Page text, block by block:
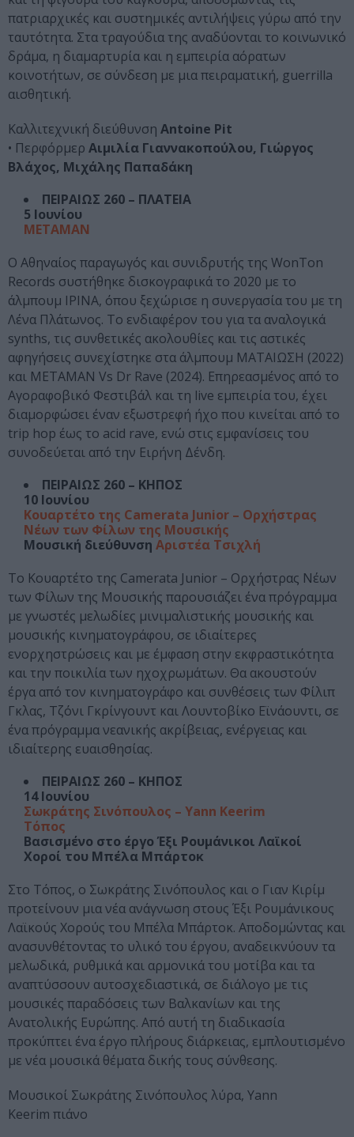
πατριαρχικές και συστημικές αντιλήψεις γύρω από την
ταυτότητα. Στα τραγούδια της αναδύονται το κοινωνικό
δράμα, η διαμαρτυρία και η εμπειρία αόρατων
κοινοτήτων, σε σύνδεση με μια πειραματική, guerrilla
αισθητική.
Καλλιτεχνική διεύθυνση Antoine Pit
• Περφόρμερ Αιμιλία Γιαννακοπούλου, Γιώργος
Βλάχος, Μιχάλης Παπαδάκη
ΠΕΙΡΑΙΩΣ 260 – ΠΛΑΤΕΙΑ
5 Ιουνίου
METAMAN
Ο Αθηναίος παραγωγός και συνιδρυτής της WonTon
Records συστήθηκε δισκογραφικά το 2020 με το
άλμπουμ ΙΡΙΝΑ, όπου ξεχώρισε η συνεργασία του με τη
Λένα Πλάτωνος. Το ενδιαφέρον του για τα αναλογικά
synths, τις συνθετικές ακολουθίες και τις αστικές
αφηγήσεις συνεχίστηκε στα άλμπουμ ΜΑΤΑΙΩΣΗ (2022)
και ΜΕΤΑΜΑΝ Vs Dr Rave (2024). Επηρεασμένος από το
Αγοραφοβικό Φεστιβάλ και τη live εμπειρία του, έχει
διαμορφώσει έναν εξωστρεφή ήχο που κινείται από το
trip hop έως το acid rave, ενώ στις εμφανίσεις του
συνοδεύεται από την Ειρήνη Δένδη.
ΠΕΙΡΑΙΩΣ 260 – ΚΗΠΟΣ
10 Ιουνίου
Κουαρτέτο της Camerata Junior – Ορχήστρας
Νέων των Φίλων της Μουσικής
Μουσική διεύθυνση Αριστέα Τσιχλή
Το Κουαρτέτο της Camerata Junior – Ορχήστρας Νέων
των Φίλων της Μουσικής παρουσιάζει ένα πρόγραμμα
με γνωστές μελωδίες μινιμαλιστικής μουσικής και
μουσικής κινηματογράφου, σε ιδιαίτερες
ενορχηστρώσεις και με έμφαση στην εκφραστικότητα
και την ποικιλία των ηχοχρωμάτων. Θα ακουστούν
έργα από τον κινηματογράφο και συνθέσεις των Φίλιπ
Γκλας, Τζόνι Γκρίνγουντ και Λουντοβίκο Εϊνάουντι, σε
ένα πρόγραμμα νεανικής ακρίβειας, ενέργειας και
ιδιαίτερης ευαισθησίας.
ΠΕΙΡΑΙΩΣ 260 – ΚΗΠΟΣ
14 Ιουνίου
Σωκράτης Σινόπουλος – Yann Keerim
Τόπος
Bασισμένο στο έργο Έξι Ρουμάνικοι Λαϊκοί
Χοροί του Μπέλα Μπάρτοκ
Στο Τόπος, ο Σωκράτης Σινόπουλος και ο Γιαν Κιρίμ
προτείνουν μια νέα ανάγνωση στους Έξι Ρουμάνικους
Λαϊκούς Χορούς του Μπέλα Μπάρτοκ. Αποδομώντας και
ανασυνθέτοντας το υλικό του έργου, αναδεικνύουν τα
μελωδικά, ρυθμικά και αρμονικά του μοτίβα και τα
αναπτύσσουν αυτοσχεδιαστικά, σε διάλογο με τις
μουσικές παραδόσεις των Βαλκανίων και της
Ανατολικής Ευρώπης. Από αυτή τη διαδικασία
προκύπτει ένα έργο πλήρους διάρκειας, εμπλουτισμένο
με νέα μουσικά θέματα δικής τους σύνθεσης.
Μουσικοί Σωκράτης Σινόπουλος λύρα, Yann
Keerim πιάνο